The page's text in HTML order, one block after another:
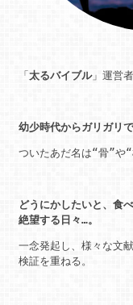
「 太るバイブル」運営
幼少時代からガリガリ
ついたあだ名は“骨”や“
どうにかしたいと、食
絶望する日々…。
一念発起し、様々な文
検証を重ねる。